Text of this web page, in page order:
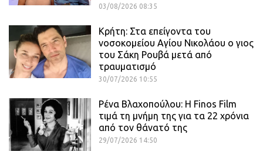
03/08/2026 08:35
Κρήτη: Στα επείγοντα του
νοσοκομείου Αγίου Νικολάου ο γιος
του Σάκη Ρουβά μετά από
τραυματισμό
30/07/2026 10:55
Ρένα Βλαχοπούλου: Η Finos Film
τιμά τη μνήμη της για τα 22 χρόνια
από τον θάνατό της
29/07/2026 14:50